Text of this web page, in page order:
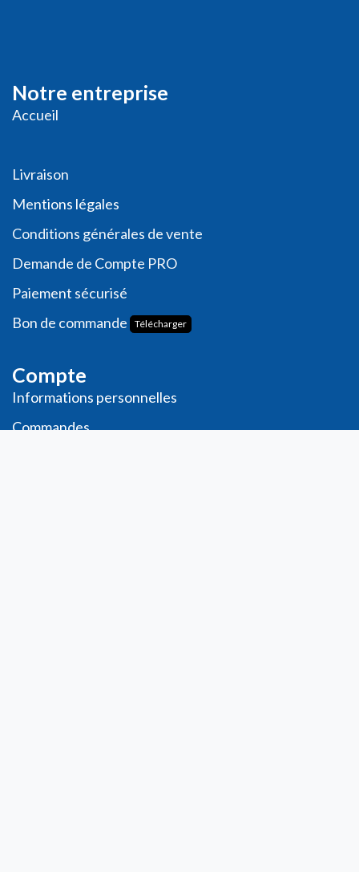
Notre entreprise
Accueil
Livraison
Mentions légales
Conditions générales de vente
Demande de Compte PRO
Paiement sécurisé
Bon de commande
Télécharger
Compte
Informations personnelles
Commande​s